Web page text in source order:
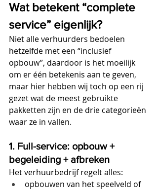
Wat betekent “complete
service” eigenlijk?
Niet alle verhuurders bedoelen
hetzelfde met een “inclusief
opbouw”, daardoor is het moeilijk
om er één betekenis aan te geven,
maar hier hebben wij toch op een rij
gezet wat de meest gebruikte
pakketten zijn en de drie categorieën
waar ze in vallen.
1. Full-service: opbouw +
begeleiding + afbreken
Het verhuurbedrijf regelt alles:
opbouwen van het speelveld of